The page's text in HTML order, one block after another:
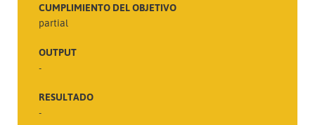
CUMPLIMIENTO DEL OBJETIVO
partial
OUTPUT
-
RESULTADO
-